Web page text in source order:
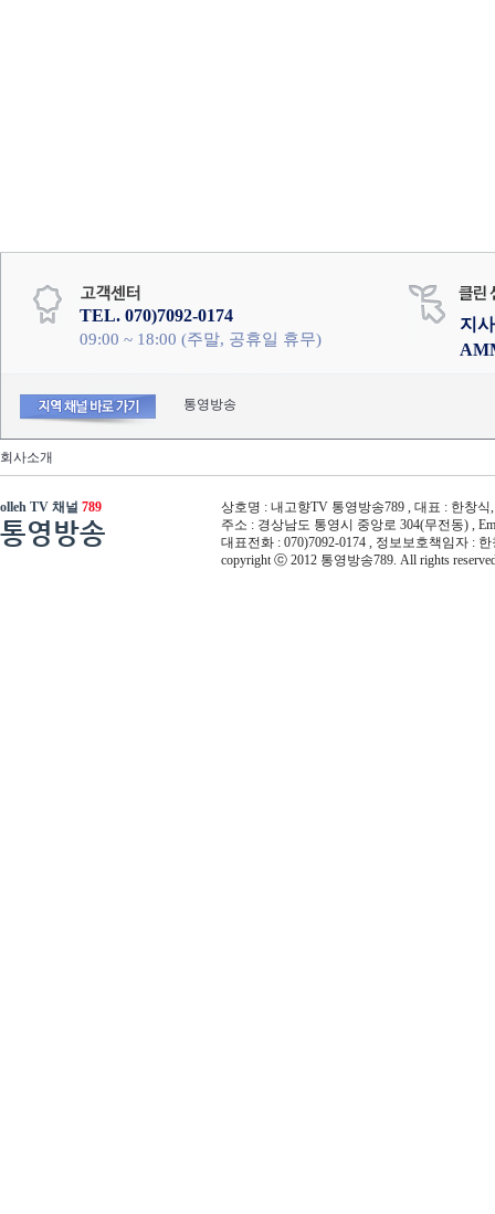
TEL. 070)7092-0174
09:00 ~ 18:00 (주말, 공휴일 휴무)
지
통영방송
회사소개
olleh TV 채널 789
통영방송
상호명 : 내고향TV 통영방송789 , 대표 : 한창식
주소 : 경상남도 통영시 중앙로 304(무전동) ,
대표전화 : 070)7092-0174 , 정보보호책임자 :
copyright ⓒ 2012 통영방송789. All rights